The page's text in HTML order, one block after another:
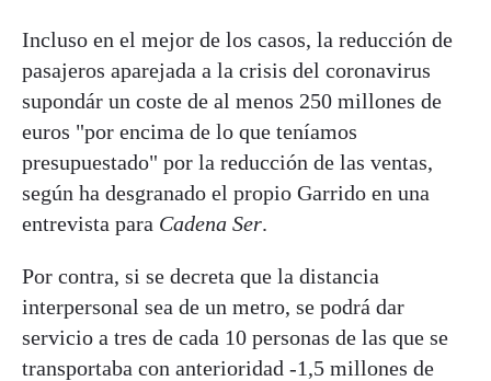
Incluso en el mejor de los casos, la reducción de
pasajeros aparejada a la crisis del coronavirus
supondár un coste de al menos 250 millones de
euros "por encima de lo que teníamos
presupuestado" por la reducción de las ventas,
según ha desgranado el propio Garrido en una
entrevista para Cadena Ser.
Por contra, si se decreta que la distancia
interpersonal sea de un metro, se podrá dar
servicio a tres de cada 10 personas de las que se
transportaba con anterioridad -1,5 millones de